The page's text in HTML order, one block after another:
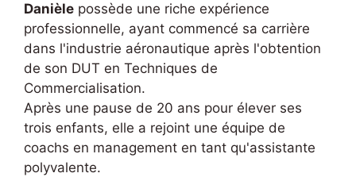
Danièle possède une riche expérience
professionnelle, ayant commencé sa carrière
dans l'industrie aéronautique après l'obtention
de son DUT en Techniques de
Commercialisation.
Après une pause de 20 ans pour élever ses
trois enfants, elle a rejoint une équipe de
coachs en management en tant qu'assistante
polyvalente.